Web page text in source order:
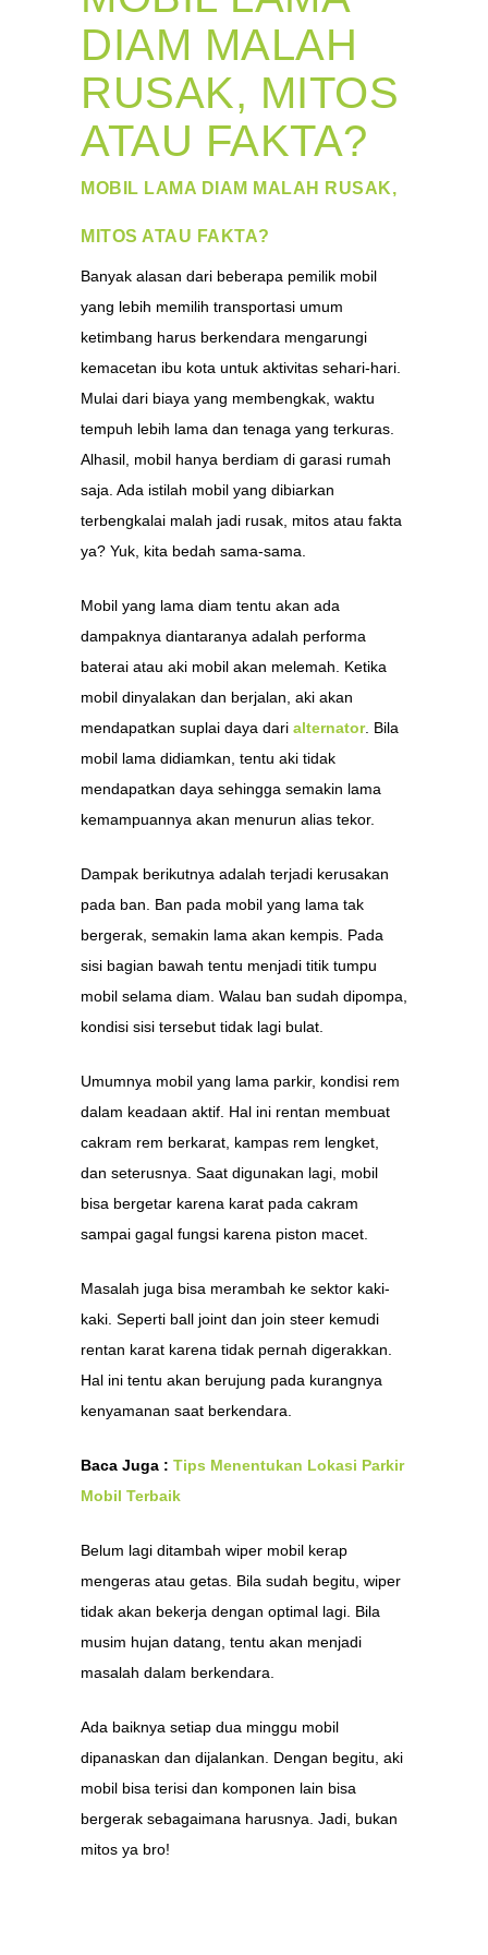
DIAM MALAH
RUSAK, MITOS
ATAU FAKTA?
MOBIL LAMA DIAM MALAH RUSAK,
MITOS ATAU FAKTA?
Banyak alasan dari beberapa pemilik mobil
yang lebih memilih transportasi umum
ketimbang harus berkendara mengarungi
kemacetan ibu kota untuk aktivitas sehari-hari.
Mulai dari biaya yang membengkak, waktu
tempuh lebih lama dan tenaga yang terkuras.
Alhasil, mobil hanya berdiam di garasi rumah
saja. Ada istilah mobil yang dibiarkan
terbengkalai malah jadi rusak, mitos atau fakta
ya? Yuk, kita bedah sama-sama.
Mobil yang lama diam tentu akan ada
dampaknya diantaranya adalah performa
baterai atau aki mobil akan melemah. Ketika
mobil dinyalakan dan berjalan, aki akan
mendapatkan suplai daya dari alternator. Bila
mobil lama didiamkan, tentu aki tidak
mendapatkan daya sehingga semakin lama
kemampuannya akan menurun alias tekor.
Dampak berikutnya adalah terjadi kerusakan
pada ban. Ban pada mobil yang lama tak
bergerak, semakin lama akan kempis. Pada
sisi bagian bawah tentu menjadi titik tumpu
mobil selama diam. Walau ban sudah dipompa,
kondisi sisi tersebut tidak lagi bulat.
Umumnya mobil yang lama parkir, kondisi rem
dalam keadaan aktif. Hal ini rentan membuat
cakram rem berkarat, kampas rem lengket,
dan seterusnya. Saat digunakan lagi, mobil
bisa bergetar karena karat pada cakram
sampai gagal fungsi karena piston macet.
Masalah juga bisa merambah ke sektor kaki-
kaki. Seperti ball joint dan join steer kemudi
rentan karat karena tidak pernah digerakkan.
Hal ini tentu akan berujung pada kurangnya
kenyamanan saat berkendara.
Baca Juga : Tips Menentukan Lokasi Parkir
Mobil Terbaik
Belum lagi ditambah wiper mobil kerap
mengeras atau getas. Bila sudah begitu, wiper
tidak akan bekerja dengan optimal lagi. Bila
musim hujan datang, tentu akan menjadi
masalah dalam berkendara.
Ada baiknya setiap dua minggu mobil
dipanaskan dan dijalankan. Dengan begitu, aki
mobil bisa terisi dan komponen lain bisa
bergerak sebagaimana harusnya. Jadi, bukan
mitos ya bro!